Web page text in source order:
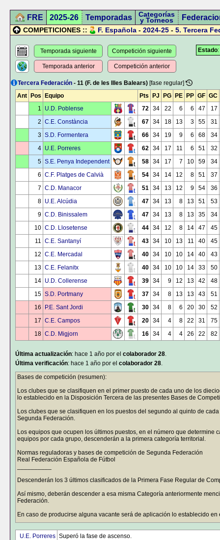
FRE 2025-26 Temporadas Categorías
y Torneos
COMPETICIONES :: F. Española - 2024-25 - 5. Tercera
Estado
Temporada siguiente
Temporada anterior
Competición siguiente
Competición anterior
Tercera Federación - 11 (F. de les Illes Balears) [fase regular]
Ant
Pos Equipo Pts PJ PG PE PP GF GC
1
U.D. Poblense 72 34 22 6 6 47
17
2 C.E. Constància 67 34 18 13 3 55
31
3 S.D. Formentera 66 34 19 9 6 68
34
4 U.E. Porreres 62 34 17 11 6 51
32
5 S.E. Penya Independent 58 34 17 7 10 59
34
6 C.F. Platges de Calvià 54 34 14 12 8 51
37
7 C.D. Manacor 51 34 13 12 9 54
36
8 U.E. Alcúdia 47 34 13 8 13 51
53
9 C.D. Binissalem 47 34 13 8 13 35
34
10 C.D. Llosetense 44 34 12 8 14 47
45
11 C.E. Santanyí 43 34 10 13 11 40
45
12 C.E. Mercadal 40 34 10 10 14 40
43
13 C.E. Felanitx 40 34 10 10 14 33
50
14 U.D. Collerense 39 34 9 12 13 42
48
15 S.D. Portmany 37 34 8 13 13 43
51
16
P.E. Sant Jordi 30 34 8 6 20 30
52
17 C.E. Campos 20 34 4 8 22 31
75
18 C.D. Migjorn 16 34 4 4 26 22 82
Última actualización: hace 1 año por el colaborador 28.
Última verificación: hace 1 año por el colaborador 28.
Bases de competición (resumen):
Los clubes que se clasifiquen en el primer puesto de cada uno de los
lo establecido en la Disposición Tercera de las presentes Bases de
Los clubes que se clasifiquen en los puestos del segundo al quinto de
Segunda Federación.
Los equipos que ocupen los últimos puestos, en el número que determine
equipos por cada grupo, descenderán a la primera categoría territorial.
Normas reguladoras y bases de competición de Segunda Federación
Real Federación Española de Fútbol
Descenderán los 3 últimos clasificados de la Primera Fase Regular de
Así mismo, deberán descender a esa misma Categoría anteriormente
Federación.
En caso de producirse alguna vacante será de aplicación lo establecido
Normas Competición. Tercera Federación.
Federació de Futbol de les Illes Balears.
U.E. Porreres Superó la fase de ascenso.